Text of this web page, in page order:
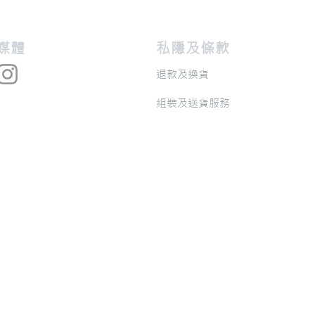
體 私隱及條款
退款及換貨
​組裝及送貨服務